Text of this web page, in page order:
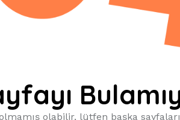
olabilir, lütfen başka